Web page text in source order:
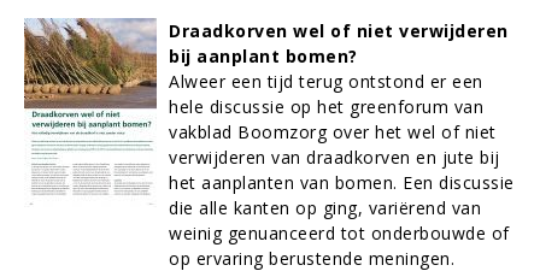
Draadkorven wel of niet verwijderen
bij aanplant bomen?
Alweer een tijd terug ontstond er een
hele discussie op het greenforum van
vakblad Boomzorg over het wel of niet
verwijderen van draadkorven en jute bij
het aanplanten van bomen. Een discussie
die alle kanten op ging, variërend van
weinig genuanceerd tot onderbouwde of
op ervaring berustende meningen.